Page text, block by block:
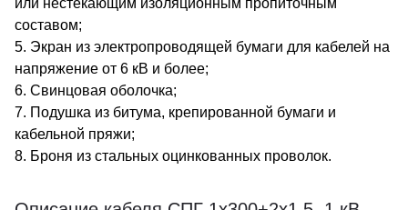
или нестекающим изоляционным пропиточным
составом;
5. Экран из электропроводящей бумаги для кабелей на
напряжение от 6 кВ и более;
6. Свинцовая оболочка;
7. Подушка из битума, крепированной бумаги и
кабельной пряжи;
8. Броня из стальных оцинкованных проволок.